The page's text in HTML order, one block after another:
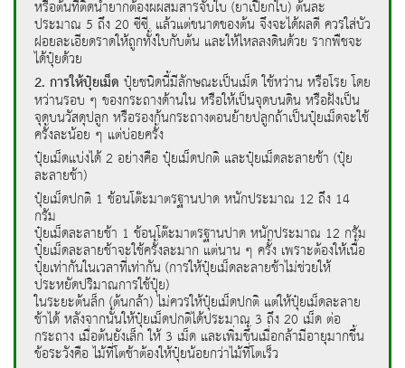
หรือต้นที่ติดน้ำยากต้องผผสมสารจับใบ (ยาเปียกใบ) ต้นละ
ประมาณ 5 ถึง 20 ซีซี. แล้วแต่ขนาดของต้น จึงจะได้ผลดี ควรใส่บัว
ฝอยละเอียดราดให้ถูกทั้งใบกับต้น และให้ไหลลงดินด้วย รากพืชจะ
ได้ปุ๋ยด้วย
2. การให้ปุ๋ยเม็ด ปุ๋ยชนิดนี้มีลักษณะเป็นเม็ด ใช้หว่าน หรือโรย โดย
หว่านรอบ ๆ ของกระถางด้านใน หรือให้เป็นจุดบนดิน หรือฝังเป็น
จุดบนวัสดุปลูก หรือรองก้นกระถางตอนย้ายปลูกถ้าเป็นปุ๋ยเม็ดจะใช้
ครั้งละน้อย ๆ แต่บ่อยครั้ง
ปุ๋ยเม็ดแบ่งได้ 2 อย่างคือ ปุ๋ยเม็ดปกติ และปุ๋ยเม็ดละลายช้า (ปุ๋ย
ละลายช้า)
ปุ๋ยเม็ดปกติ 1 ช้อนโต๊ะมาตรฐานปาด หนักประมาณ 12 ถึง 14
กรัม
ปุ๋ยเม็ดละลายช้า 1 ช้อนโต๊ะมาตรฐานปาด หนักประมาณ 12 กรัม
ปุ๋ยเม็ดละลายช้าจะใช้ครั้งละมาก แต่นาน ๆ ครั้ง เพราะต้องให้เนื้อ
ปุ๋ยเท่ากันในเวลาที่เท่ากัน (การให้ปุ๋ยเม็ดละลายช้าไม่ช่วยให้
ประหยัดปริมาณการใช้ปุ๋ย)
ในระยะต้นล็ก (ต้นกล้า) ไม่ควรให้ปุ๋ยเม็ดปกติ แต่ให้ปุ๋ยเม็ดละลาย
ช้าได้ หลังจากนั้นให้ปุ๋ยเม็ดปกติได้ประมาณ 3 ถึง 20 เม็ด ต่อ
กระถาง เมื่อต้นยังเล็ก ให้ 3 เม็ด และเพิ่มขึ้นเมื่อกล้ามีอายุมากขึ้น
ข้อระวังคือ ไม้ที่โตช้าต้องให้ปุ๋ยน้อยกว่าไม้ที่โตเร็ว